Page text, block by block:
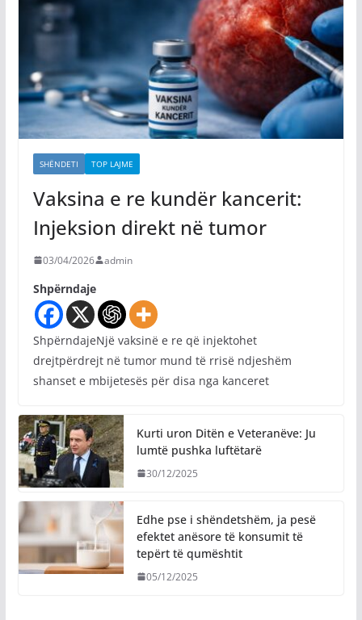
SHËNDETI TOP LAJME
Vaksina e re kundër kancerit:
Injeksion direkt në tumor
03/04/2026 admin
Shpërndaje
ShpërndajeNjë vaksinë e re që injektohet
drejtpërdrejt në tumor mund të rrisë ndjeshëm
shanset e mbijetesës për disa nga kanceret
Kurti uron Ditën e Veteranëve: Ju
lumtë pushka luftëtarë
30/12/2025
Edhe pse i shëndetshëm, ja pesë
efektet anësore të konsumit të
tepërt të qumështit
05/12/2025